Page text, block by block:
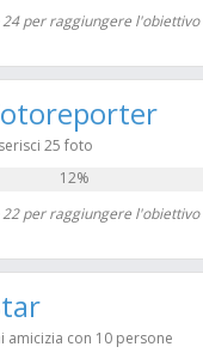
per raggiungere l'obiettivo
25 foto
12%
per raggiungere l'obiettivo
amicizia con 10 persone